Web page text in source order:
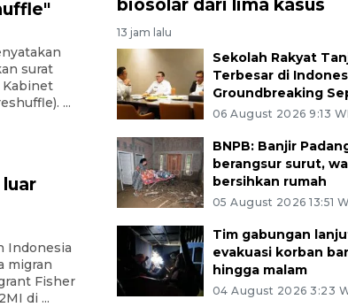
surat
...
Indonesia
migran
Fisher
di ...
biosolar dari lima kasus
13 jam lalu
Sekolah Rakyat
Terbesar di
Groundbreaking
06 August 2026 9:13
BNPB: Banjir
berangsur surut,
bersihkan rumah
05 August 2026 13:51
Tim gabungan
evakuasi korban
hingga malam
04 August 2026 3:23